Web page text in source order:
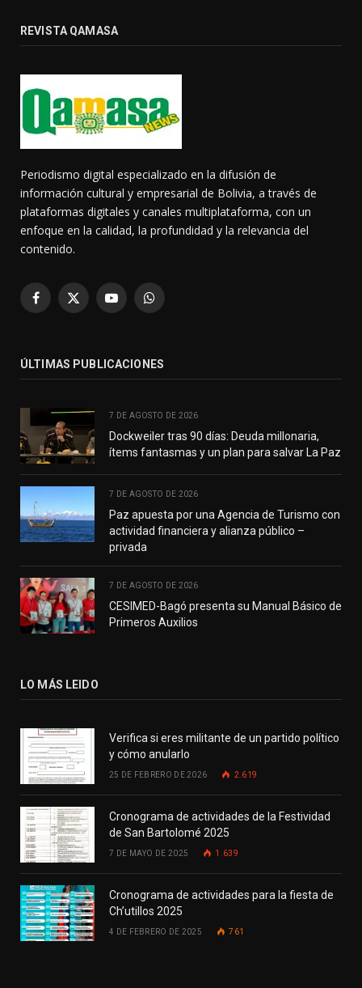
REVISTA QAMASA
Periodismo digital especializado en la difusión de
información cultural y empresarial de Bolivia, a través de
plataformas digitales y canales multiplataforma, con un
enfoque en la calidad, la profundidad y la relevancia del
contenido.
Facebook
X
YouTubeWhatsApp
ÚLTIMAS PUBLICACIONES
7 DE AGOSTO DE 2026
Dockweiler tras 90 días: Deuda millonaria,
ítems fantasmas y un plan para salvar La Paz
7 DE AGOSTO DE 2026
Paz apuesta por una Agencia de Turismo con
actividad financiera y alianza público –
privada
7 DE AGOSTO DE 2026
CESIMED-Bagó presenta su Manual Básico de
Primeros Auxilios
LO MÁS LEIDO
Verifica si eres militante de un partido político
y cómo anularlo
25 DE FEBRERO DE 2026 2.619
Cronograma de actividades de la Festividad
de San Bartolomé 2025
7 DE MAYO DE 2025 1.639
Cronograma de actividades para la fiesta de
Ch’utillos 2025
4 DE FEBRERO DE 2025 761